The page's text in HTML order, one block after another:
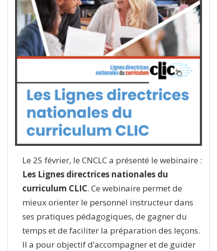
Le 25 février, le CNCLC a présenté le webinaire :
Les Lignes directrices nationales du
curriculum CLIC. Ce webinaire permet de
mieux orienter le personnel instructeur dans
ses pratiques pédagogiques, de gagner du
temps et de faciliter la préparation des leçons.
Il a pour objectif d’accompagner et de guider